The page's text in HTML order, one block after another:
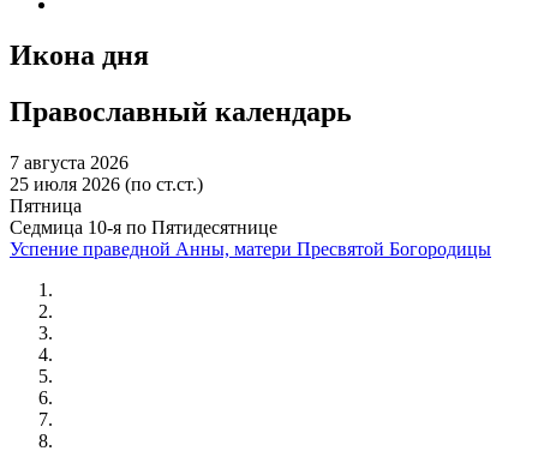
Икона дня
Православный календарь
7 августа 2026
25 июля 2026 (по ст.ст.)
Пятница
Седмица 10-я по Пятидесятнице
Успение праведной Анны, матери Пресвятой Богородицы